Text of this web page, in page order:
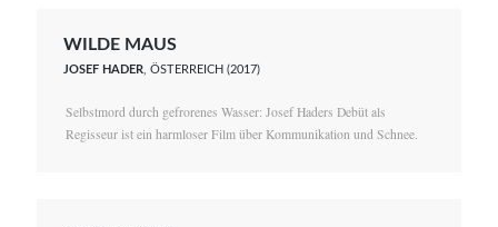
WILDE MAUS
JOSEF HADER , ÖSTERREICH (2017)
Selbstmord durch gefrorenes Wasser: Josef Haders Debüt als
Regisseur ist ein harmloser Film über Kommunikation und Schnee.